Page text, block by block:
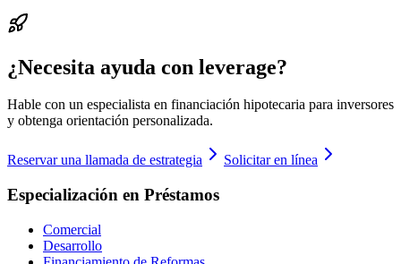
¿Necesita ayuda con leverage?
Hable con un especialista en financiación hipotecaria para inversores
y obtenga orientación personalizada.
Reservar una llamada de estrategia Solicitar en línea
Especialización en Préstamos
Comercial
Desarrollo